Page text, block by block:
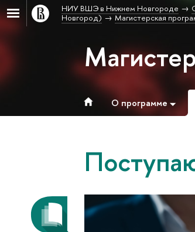
НИУ ВШЭ в Нижнем Новгороде
Новгород)
Магистерская
О программе